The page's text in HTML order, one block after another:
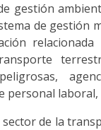
gestión
de gestión
laboral,
sector de la